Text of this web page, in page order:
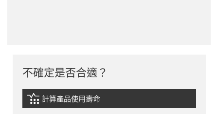
不確定是否合適？
igus-icon-lebensdauerrechner
計算產品使用壽命